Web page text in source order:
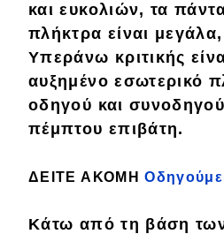
Κόσμος
Τεχνολογία
Ασφάλεια
Αγορά
Test Drive
και ευκολιών, τα
πλήκτρα είναι μεγάλα,
Υπεράνω κριτικής
αυξημένο εσωτερικό
οδηγού και
πέμπτου επιβάτη.
ΔΕΙΤΕ ΑΚΟΜΗΟδηγούμε
Κάτω από τη βάση